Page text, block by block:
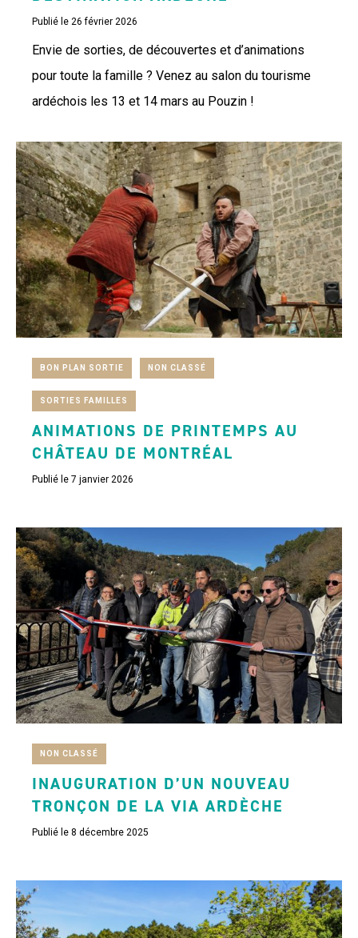
Publié le 26 février 2026
Envie de sorties, de découvertes et d’animations
pour toute la famille ? Venez au salon du tourisme
ardéchois les 13 et 14 mars au Pouzin !
BON PLAN SORTIE NON CLASSÉ
SORTIES FAMILLES
ANIMATIONS DE PRINTEMPS AU
CHÂTEAU DE MONTRÉAL
Publié le 7 janvier 2026
NON CLASSÉ
INAUGURATION D’UN NOUVEAU
TRONÇON DE LA VIA ARDÈCHE
Publié le 8 décembre 2025